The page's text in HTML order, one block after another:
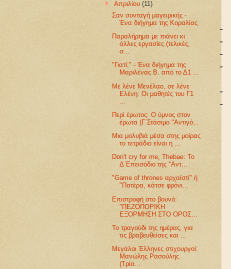
-
-
-
-
-
-
▼Απριλίου(11)
Σαν συνταγή μαγειρικής -
Ένα διήγημα της Κοραλίας
Παραλήρημα με πιάνει κι
άλλες εργασίες (τελικές,
σ...
"Γιατί;" - Ένα διήγημα της
Μαριλένας Β. από το Δ1 ...
Με λένε Μενέλαο, σε λένε
Ελένη: Οι μαθητές του Γ1
Περί έρωτος: Ο ύμνος στον
έρωτα (Γ΄Στάσιμο "Αντιγό...
Μια μολυβιά μέσα στης μοίρας
το τετράδιο είναι η ...
Don't cry for me, Thebae: Το
Δ΄Επεισόδιο της "Αντ...
"Game of thrones αρχαϊστί" ή
"Πατέρα, κάτσε φρόνι...
Επιστροφή στο βουνό:
"ΠΕΖΟΠΟΡΙΚΗ
ΕΞΟΡΜΗΣΗ ΣΤΟ ΟΡΟΣ...
Το τραγούδι της ημέρας, για
τις βραβευθείσες και ...
Μεγάλοι Έλληνες στιχουργοί:
Μανώλης Ρασούλης
(Τρία...